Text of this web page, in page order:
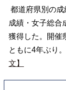
都道府県別の
成績・女子総合
獲得した。開催
ともに4年ぶり
文】